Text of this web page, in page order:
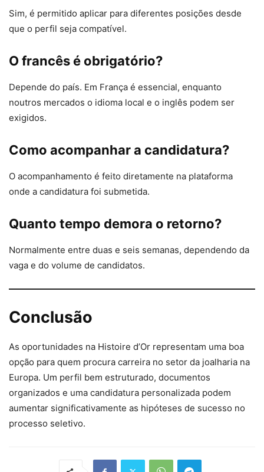
Sim, é permitido aplicar para diferentes posições desde
que o perfil seja compatível.
O francês é obrigatório?
Depende do país. Em França é essencial, enquanto
noutros mercados o idioma local e o inglês podem ser
exigidos.
Como acompanhar a candidatura?
O acompanhamento é feito diretamente na plataforma
onde a candidatura foi submetida.
Quanto tempo demora o retorno?
Normalmente entre duas e seis semanas, dependendo da
vaga e do volume de candidatos.
Conclusão
As oportunidades na Histoire d’Or representam uma boa
opção para quem procura carreira no setor da joalharia na
Europa. Um perfil bem estruturado, documentos
organizados e uma candidatura personalizada podem
aumentar significativamente as hipóteses de sucesso no
processo seletivo.